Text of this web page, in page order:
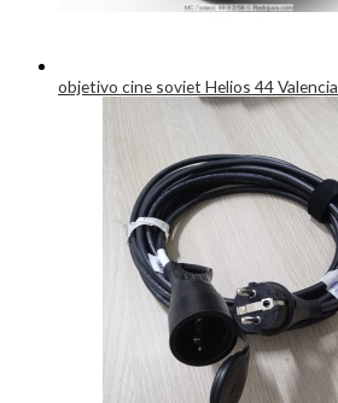
objetivo cine soviet Helios 44 Valencia